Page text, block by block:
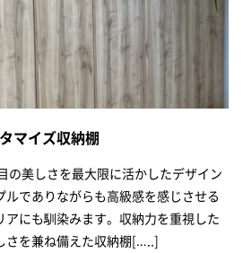
マイズ収納棚
の美しさを最大限に活かしたデザイン
でありながらも高級感を感じさせる
にも馴染みます。収納力を重視した
さを兼ね備えた収納棚[…..]